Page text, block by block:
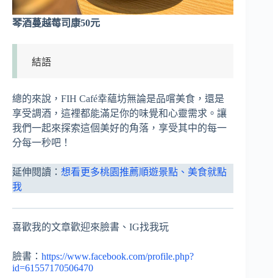
琴酒蔓越莓司康50元
結語
總的來說，FIH Café幸蘊坊無論是品嚐美食，還是
享受調酒，這裡都能滿足你的味覺和心靈需求。讓
我們一起來探索這個美好的角落，享受其中的每一
分每一秒吧！
延伸閱讀： 想看更多桃園推薦順遊景點、美食就點
我
喜歡我的文章歡迎來臉書、IG找我玩
臉書： https://www.facebook.com/profile.php?
id=61557170506470